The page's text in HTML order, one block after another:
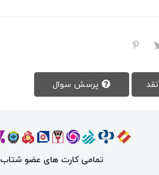
تمامی کارت های عضو شتاب